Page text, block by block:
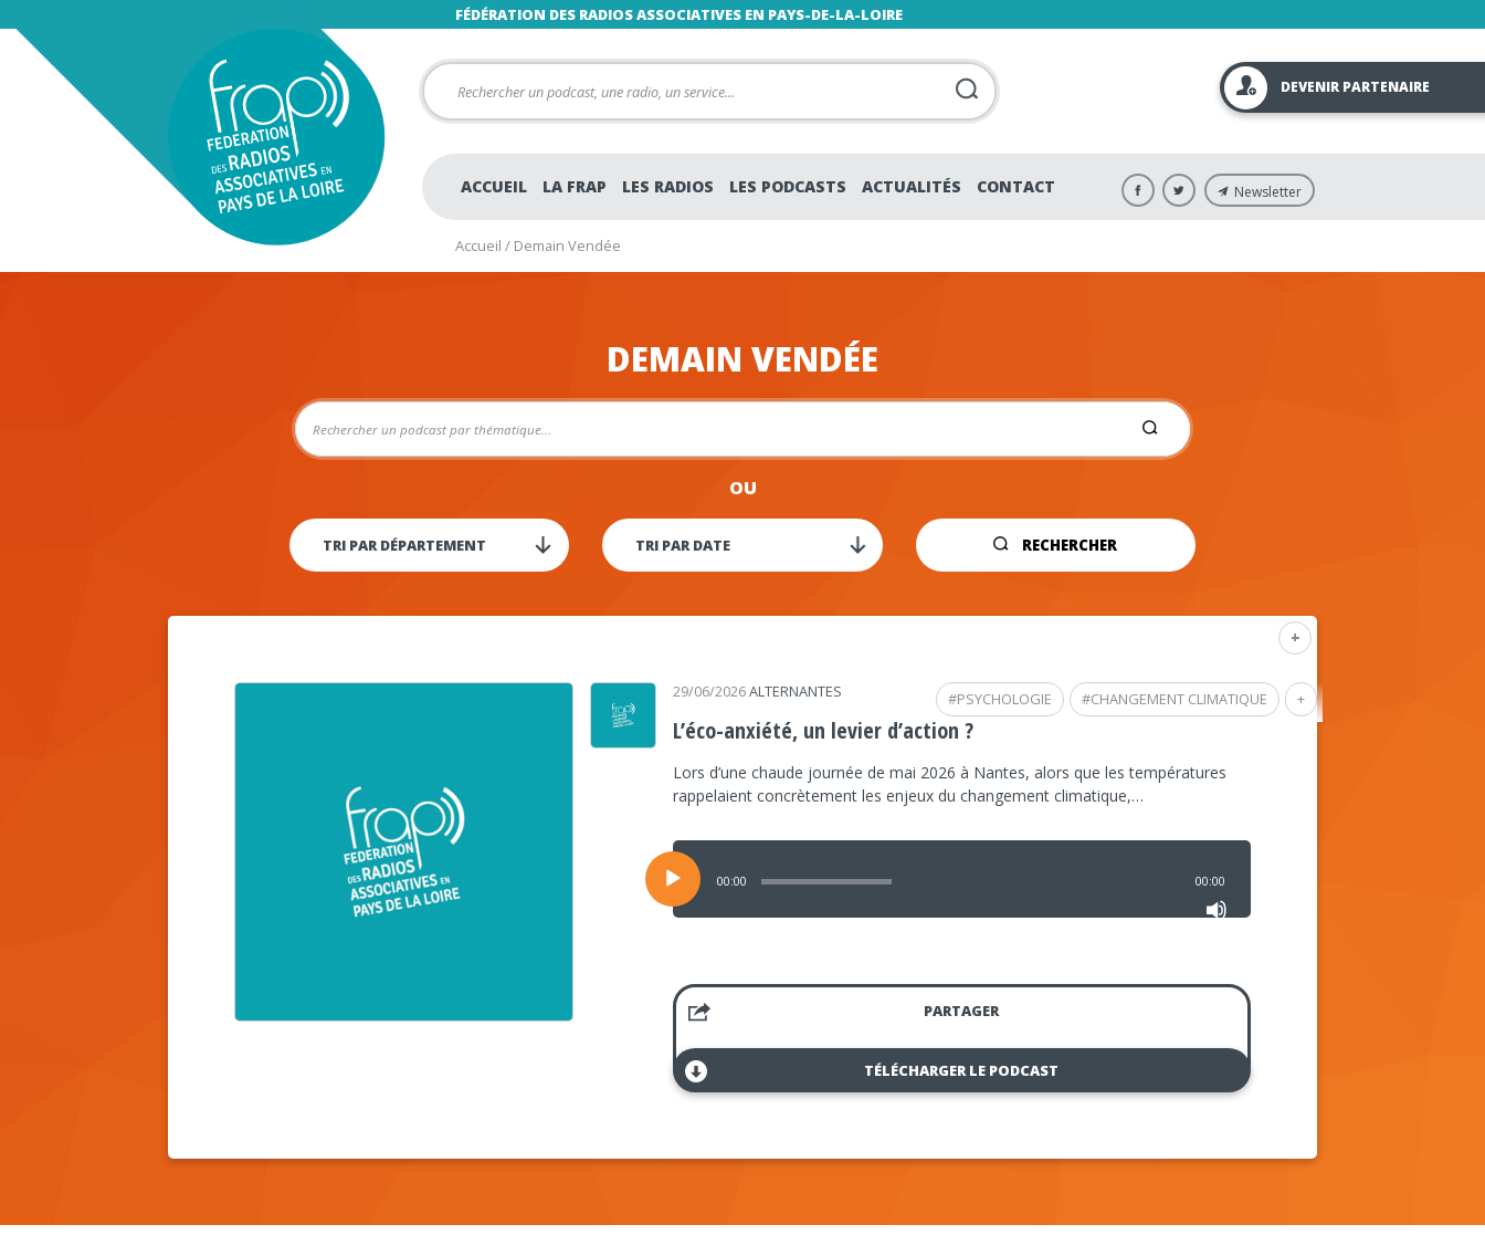
FÉDÉRATION DES RADIOS ASSOCIATIVES EN PAYS-DE-LA-LOIRE
DEVENIR PARTENAIRE
ACCUEIL LA FRAP LES RADIOS LES PODCASTS ACTUALITÉS CONTACT Newsletter
Accueil / Demain Vendée
DEMAIN VENDÉE
OU
RECHERCHER
+
+
#CHANGEMENT CLIMATIQUE
#PSYCHOLOGIE
29/06/2026ALTERNANTES
L’éco-anxiété, un levier d’action ?
Lors d’une chaude journée de mai 2026 à Nantes, alors que les températures
rappelaient concrètement les enjeux du changement climatique,…
Lecteur
audio
00:00 00:00
PARTAGER
TÉLÉCHARGER LE PODCAST